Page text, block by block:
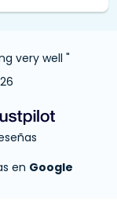
very well "
en Google